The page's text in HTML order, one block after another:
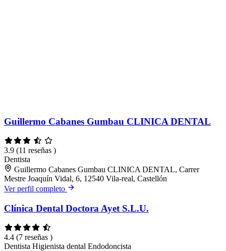
Guillermo Cabanes Gumbau CLINICA DENTAL
3.9 (11 reseñas )
Dentista
Guillermo Cabanes Gumbau CLINICA DENTAL, Carrer
Mestre Joaquín Vidal, 6, 12540 Vila-real, Castellón
Ver perfil completo
Clínica Dental Doctora Ayet S.L.U.
4.4 (7 reseñas )
Dentista Higienista dental Endodoncista